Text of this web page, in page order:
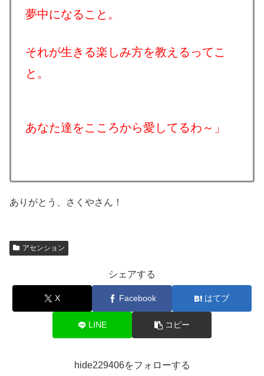
夢中になること。
それが生きる楽しみ方を教えるってこ
と。
あなた達をこころから愛してるわ～」
ありがとう、さくやさん！
アセンション
シェアする
X Facebook はてブ
LINE コピー
hide229406をフォローする